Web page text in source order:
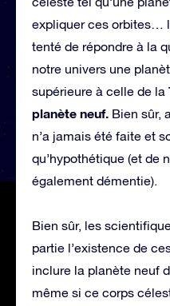
expliquer ces orbites…
tenté de répondre à la
notre univers une
supérieure à celle de la
planète neuf. Bien sûr,
n’a jamais été faite et
qu’hypothétique (et de
également démentie).
Bien sûr, les
partie l’existence de
inclure la planète neuf
même si ce corps